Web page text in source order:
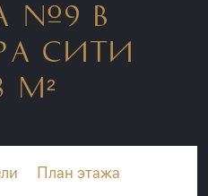
№9 В
СИТИ
М²
План этажа